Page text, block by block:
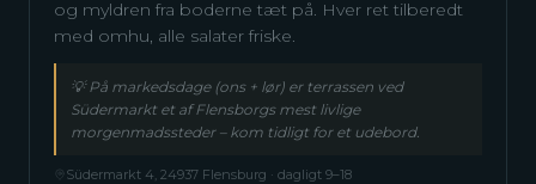
og myldren fra boderne tæt på. Hver ret tilberedt
med omhu, alle salater friske.
💡På markedsdage (ons + lør) er terrassen ved
Südermarkt et af Flensborgs mest livlige
morgenmadssteder – kom tidligt for et udebord.
Südermarkt 4, 24937 Flensburg · dagligt 9–18